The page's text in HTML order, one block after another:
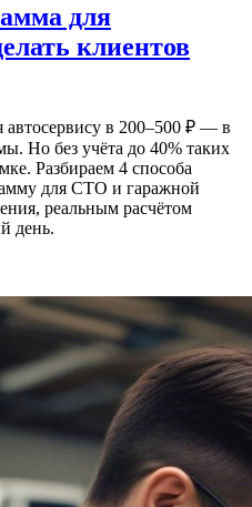
для
клиентов
автосервису в 200–500 ₽ — в
Но без учёта до 40% таких
Разбираем 4 способа
для СТО и гаражной
реальным расчётом
день.